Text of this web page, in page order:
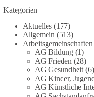
Im Politischen
Teilnehmer das Verhältnis
Grundgesetz.
Beitrag der AG Strategische
Kann die Natur Träger
Oder würde eine solche
Kategorien
Aktuelles(177)
Allgemein (513)
Arbeitsgemeinschaften
AG Bildung(1)
AG Frieden (28)
AG Gesundheit(6)
AG Kinder,
AG Künstliche